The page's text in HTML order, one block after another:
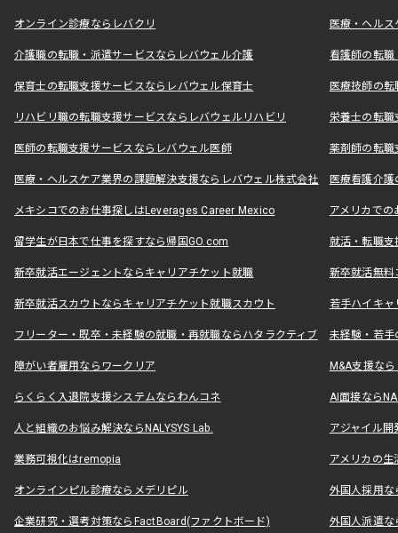
オンライン診療ならレバクリ 医療・ヘル
介護職の転職・派遣サービスならレバウェル介護 看護師の転
保育士の転職支援サービスならレバウェル保育士 医療技師の
リハビリ職の転職支援サービスならレバウェルリハビリ 栄養士の転
医師の転職支援サービスならレバウェル医師 薬剤師の転
医療・ヘルスケア業界の課題解決支援ならレバウェル株式会社 医療看護介
メキシコでのお仕事探しはLeverages Career Mexico アメリカで
留学生が日本で仕事を探すなら帰国GO.com 就活・転職
新卒就活エージェントならキャリアチケット就職 新卒就活無料
新卒就活スカウトならキャリアチケット就職スカウト 若手ハイキ
フリーター・既卒・未経験の就職・再就職ならハタラクティブ 未経験・若手
障がい者雇用ならワークリア M&A支援な
らくらく入退院支援システムならわんコネ AI面接なら
人と組織のお悩み解決ならNALYSYS Lab. アジャイル
業務可視化はremopia アメリカの
オンラインピル診療ならメデリピル 外国人採用
企業研究・選考対策ならFactBoard(ファクトボード) 外国人派遣な